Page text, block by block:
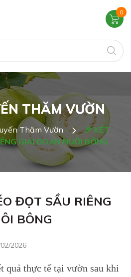
0
THĂM VƯỜN
Thăm Vườn
🎉 KẾT
GIAI ĐOẠN NUÔI BÔNG
ĐỌT SẦU RIÊNG
BÔNG
2026
quả thực tế tại vườn sau khi